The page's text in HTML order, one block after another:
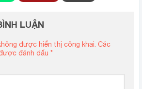
LUẬN
được hiển thị công khai. Các
đánh dấu *